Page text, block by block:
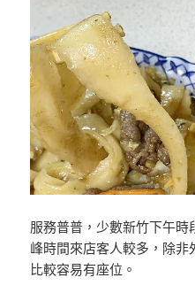
服務普普，少數新竹下午
峰時間來店客人較多，除
比較容易有座位。